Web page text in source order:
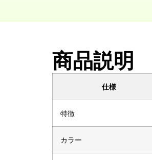
商品説明
仕様
特徴
カラー